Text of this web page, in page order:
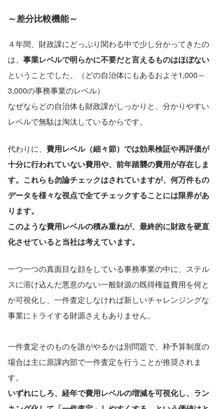
～差分比較機能～
４年間、財政課にどっぷり関わる中で少し分かってきたの
は、 事業レベルで明らかに不要だと言えるものはほぼない
ということでした。（どの自治体にもあるおよそ1,000～
3,000の事務事業のレベル）
なぜならどの自治体も財政課がしっかりと、分かりやすい
レベルで無駄は淘汰しているからです。
代わりに、 費用レベル（細々節）では効果検証や再評価が
十分に行われていない費用や、前年踏襲の費用が存在しま
す。これらも勿論チェックはされていますが、何万件もの
データを様々な視点で全てチェックすることには限界があ
ります。
このような費用レベルの積み重ねが、最終的に財政を硬直
化させていると当社は考えています。
一つ一つの真面目な顔をしている事務事業の中に、ステル
スに溶け込んだ悪意のない一般財源の既得権益費用を何と
か可視化し、一件査定しなければ新しいチャレンジングな
事業にトライする財源さえもありません。
一件査定そのものを誰がやるかは別問題で、枠予算制度の
場合は主に原課内部で一件査定を行うことが推奨されま
す。
いずれにしろ、経年で費用レベルの増減を可視化し、ラン